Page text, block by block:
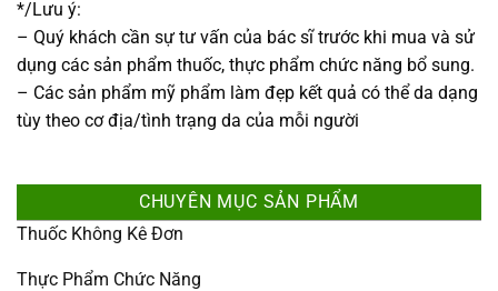
*/Lưu ý:
– Quý khách cần sự tư vấn của bác sĩ trước khi mua và sử
dụng các sản phẩm thuốc, thực phẩm chức năng bổ sung.
– Các sản phẩm mỹ phẩm làm đẹp kết quả có thể da dạng
tùy theo cơ địa/tình trạng da của mỗi người
CHUYÊN MỤC SẢN PHẨM
Thuốc Không Kê Đơn
Thực Phẩm Chức Năng